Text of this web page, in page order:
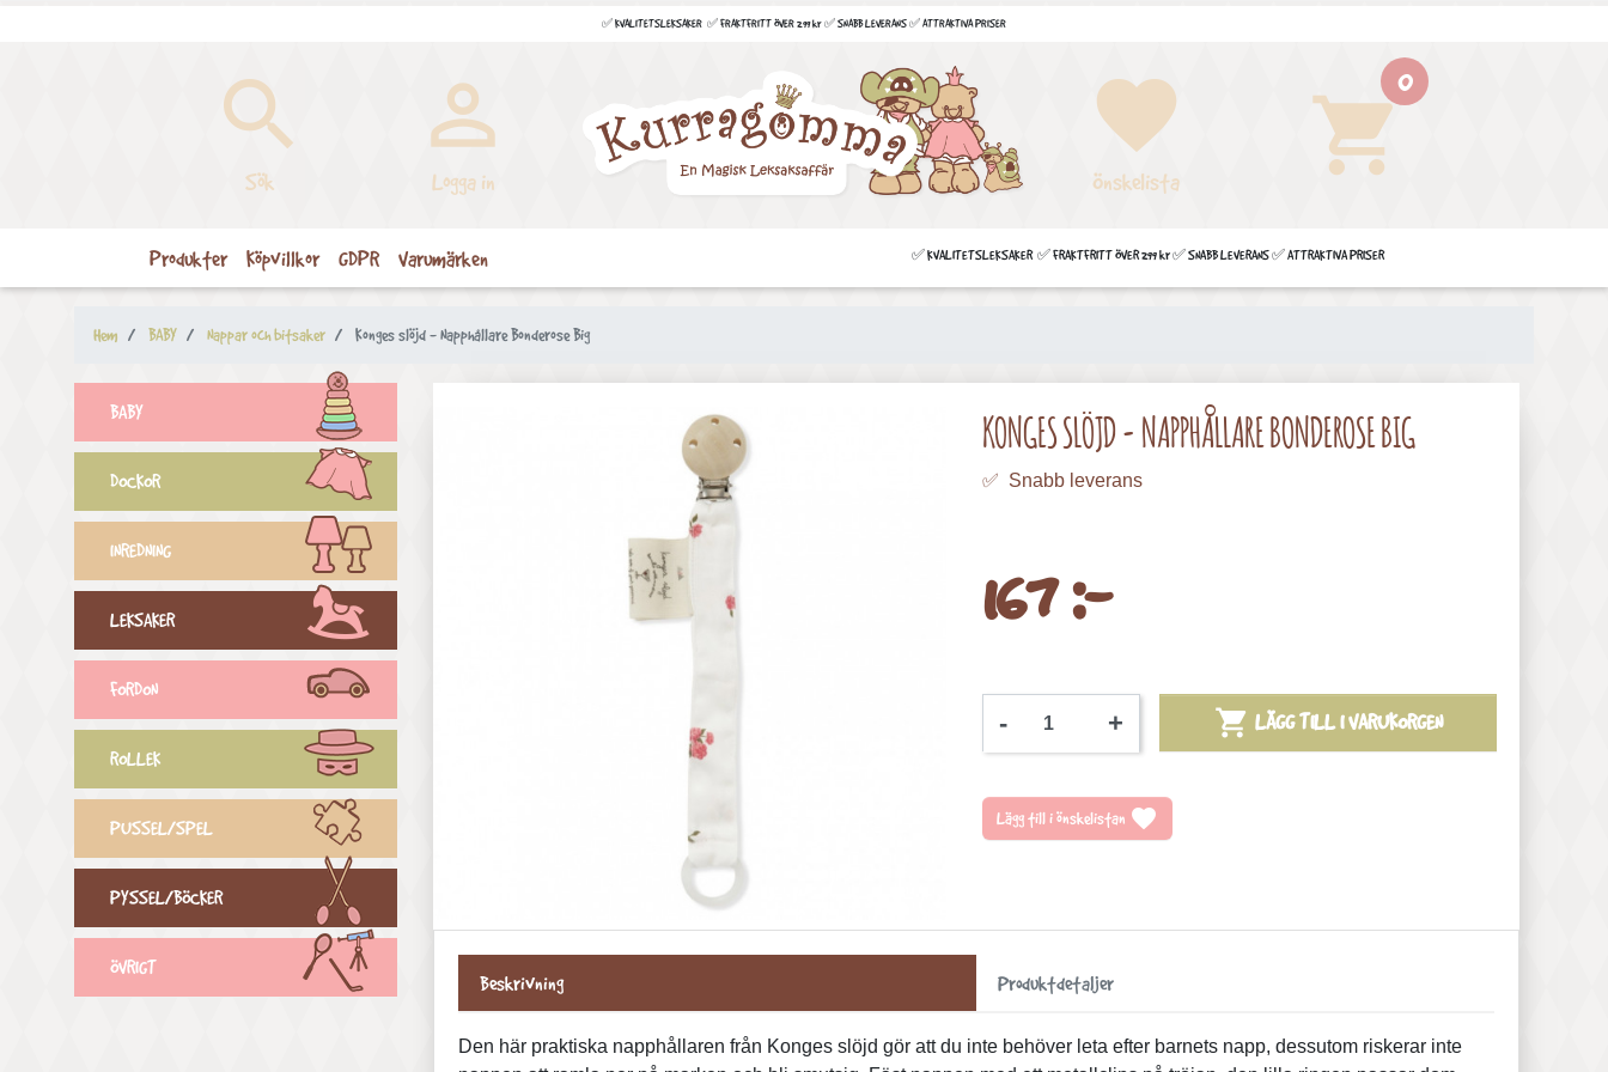
✅ KVALITETSLEKSAKER ✅ FRAKTFRITT ÖVER 299 kr ✅ SNABB LEVERANS ✅ ATTRAKTIVA PRISER

Sök

Logga in
favorite
Önskelista shopping_cart
0
Produkter Köpvillkor GDPR Varumärken ✅ KVALITETSLEKSAKER ✅ FRAKTFRITT ÖVER 299 kr ✅ SNABB LEVERANS ✅ ATTRAKTIVA PRISER
Hem BABY Nappar och bitsaker Konges slöjd - Napphållare Bonderose Big
BABY
DOCKOR
INREDNING
LEKSAKER
FORDON
ROLLEK
PUSSEL/SPEL
PYSSEL/BÖCKER
ÖVRIGT
KONGES SLÖJD - NAPPHÅLLARE BONDEROSE BIG
✅ Snabb leverans
167 :-
- +  LÄGG TILL I VARUKORGEN
Lägg till i önskelistan favorite
Beskrivning Produktdetaljer
Den här praktiska napphållaren från Konges slöjd gör att du inte behöver leta efter barnets napp, dessutom riskerar inte